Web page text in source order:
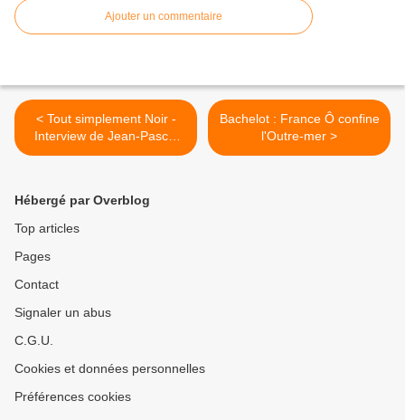
Ajouter un commentaire
< Tout simplement Noir -
Interview de Jean-Pascal
Zadi
Bachelot : France Ô confine
l'Outre-mer >
Hébergé par Overblog
Top articles
Pages
Contact
Signaler un abus
C.G.U.
Cookies et données personnelles
Préférences cookies